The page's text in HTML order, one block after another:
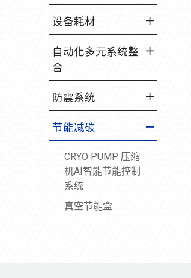
设备耗材
自动化多元系统整
合
防震系统
节能减碳
CRYO PUMP 压缩
机AI智能节能控制
系统
真空节能盒